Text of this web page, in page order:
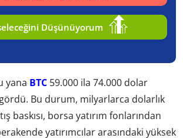
Düşünüyorum
yana BTC 59.000 ila 74.000 dolar
Bu durum, milyarlarca dolarlık
baskısı, borsa yatırım fonlarından
yatırımcılar arasındaki yüksek